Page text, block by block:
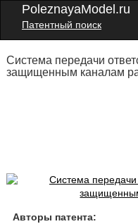
PoleznayaModel.ru
Патентный поиск
Система передачи
защищенным каналам
Авторы патента: